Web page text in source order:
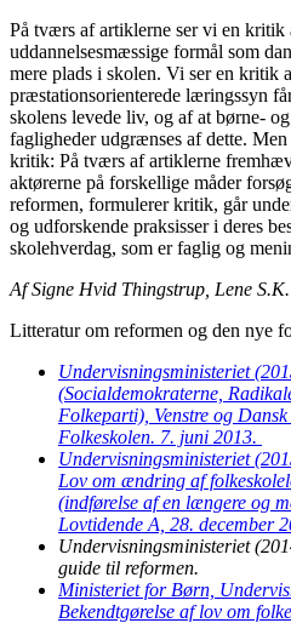
På tværs af artiklerne ser vi en kritik
uddannelsesmæssige formål som
mere plads i skolen. Vi ser en kritik
præstationsorienterede læringssyn
skolens levede liv, og af at børne-
fagligheder udgrænses af dette.
kritik: På tværs af artiklerne
aktørerne på forskellige måder
reformen, formulerer kritik, går
og udforskende praksisser i deres
skolehverdag, som er faglig og
Af Signe Hvid Thingstrup, Lene
Litteratur om reformen og den nye
Undervisningsministeriet
(Socialdemokraterne,
Folkeparti), Venstre og
Folkeskolen. 7. juni 2013.
Undervisningsministeriet
Lov om ændring af
(indførelse af en længere og
Lovtidende A, 28. december
Undervisningsministeriet
guide til reformen.
Ministeriet for Børn,
Bekendtgørelse af lov om